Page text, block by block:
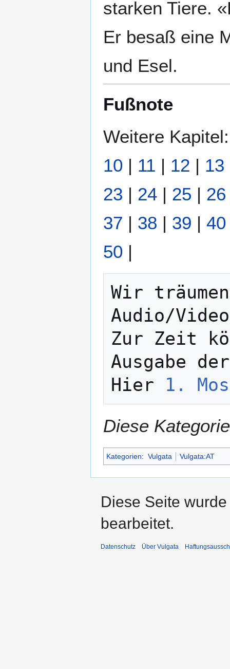
starken Tiere.
Er besaß eine
und Esel.
Fußnote
Weitere
10 | 11 | 12 | 13
23 | 24 | 25 | 26
37 | 38 | 39 | 40
50 |
Wir
Audio/
Zur Zeit
Ausgabe
Hier 1.
Diese
Kategorien: Vulgata Vulgata:AT
Diese Seite
bearbeitet.
Datenschutz Über Vulgata